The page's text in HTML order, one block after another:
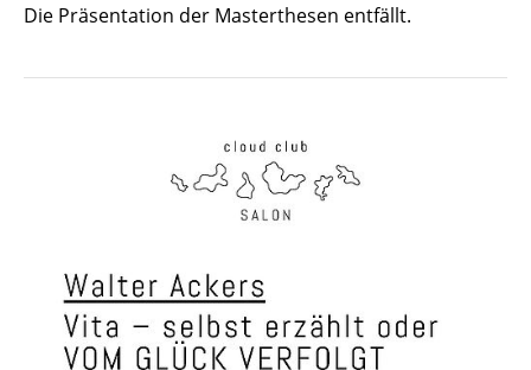
Die Präsentation der Masterthesen entfällt.